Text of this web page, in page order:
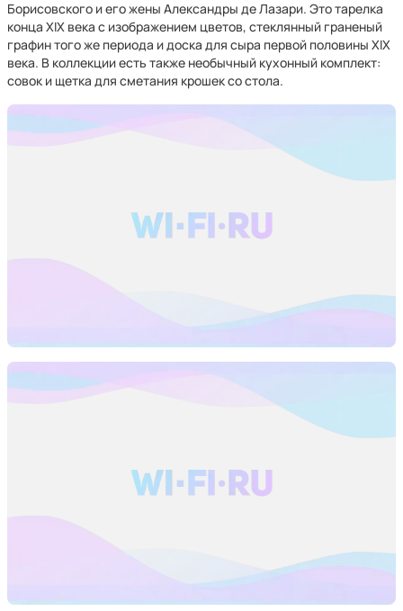
Борисовского и его жены Александры де Лазари. Это тарелка
конца XIX века с изображением цветов, стеклянный граненый
графин того же периода и доска для сыра первой половины XIX
века. В коллекции есть также необычный кухонный комплект:
совок и щетка для сметания крошек со стола.